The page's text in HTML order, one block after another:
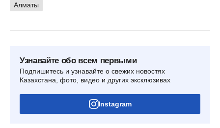
Алматы
Узнавайте обо всем первыми
Подпишитесь и узнавайте о свежих новостях
Казахстана, фото, видео и других эксклюзивах
Instagram